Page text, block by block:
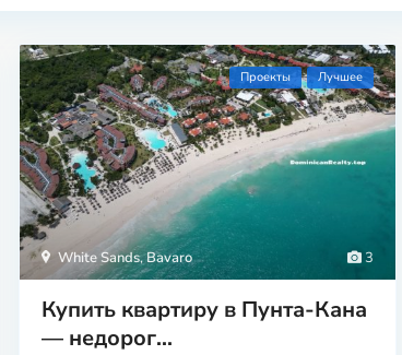
3
White Sands,Bavaro
Проекты Лучшее
Купить квартиру в Пунта-Кана
— недорог...